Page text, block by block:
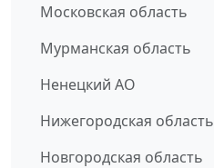
Московская область
Мурманская область
Ненецкий АО
Нижегородская область
Новгородская область